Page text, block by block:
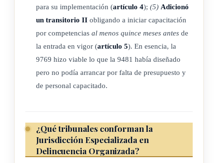
conexidad establecidas en la Ley N. º 7594,Código Procesal
, de 10 de abril de 1996, cuando, cumplidos los
requisitos establecidos en el artículo 9 de esta ley para la
declaratoria de delincuencia organizada, y se trate, además,
de un asunto complejo, o por razones de seguridad o
cualquier otra razón procesal que justifique su necesidad,
acorde con los fines del proceso.
entenderá aquel cuyo extremo mayor de la pena de prisión
sea de cuatro años o más.
para su implementación (artículo 4); (5) Adicionó
un transitorio II obligando a iniciar capacitación
por competencias al menos quince meses antes de
la entrada en vigor (artículo 5). En esencia, la
9769 hizo viable lo que la 9481 había diseñado
pero no podía arrancar por falta de presupuesto y
de personal capacitado.
¿Qué tribunales conforman la
Jurisdicción Especializada en
Delincuencia Organizada?